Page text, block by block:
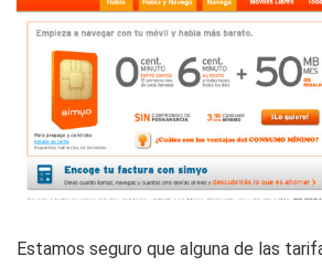
Estamos seguro que alguna de las